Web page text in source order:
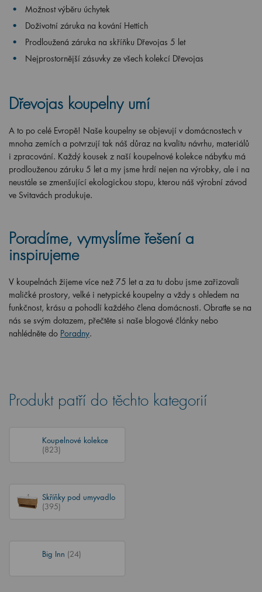
Možnost výběru úchytek
Doživotní záruka na kování Hettich
Prodloužená záruka na skříňku Dřevojas 5 let
Nejprostornější zásuvky ze všech kolekcí Dřevojas
Dřevojas koupelny umí
A to po celé Evropě! Naše koupelny se objevují v domácnostech v
mnoha zemích a potvrzují tak náš důraz na kvalitu návrhu, materiálů
i zpracování. Každý kousek z naší koupelnové kolekce nábytku má
prodlouženou záruku 5 let a my jsme hrdí nejen na výrobky, ale i na
neustále se zmenšující ekologickou stopu, kterou náš výrobní závod
ve Svitavách produkuje.
Poradíme, vymyslíme řešení a
inspirujeme
V koupelnách žijeme více než 75 let a za tu dobu jsme zařizovali
maličké prostory, velké i netypické koupelny a vždy s ohledem na
funkčnost, krásu a pohodlí každého člena domácnosti. Obraťte se na
nás se svým dotazem, přečtěte si naše blogové články nebo
nahlédněte do Poradny.
Produkt patří do těchto kategorií
Koupelnové kolekce
(823)
Skříňky pod umyvadlo
(395)
Big Inn (24)